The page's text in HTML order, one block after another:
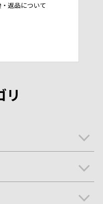
返品について
リ